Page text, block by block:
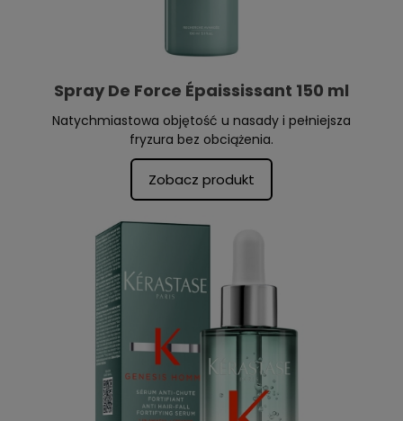
Spray De Force Épaississant 150 ml
Natychmiastowa objętość u nasady i pełniejsza
fryzura bez obciążenia.
Zobacz produkt